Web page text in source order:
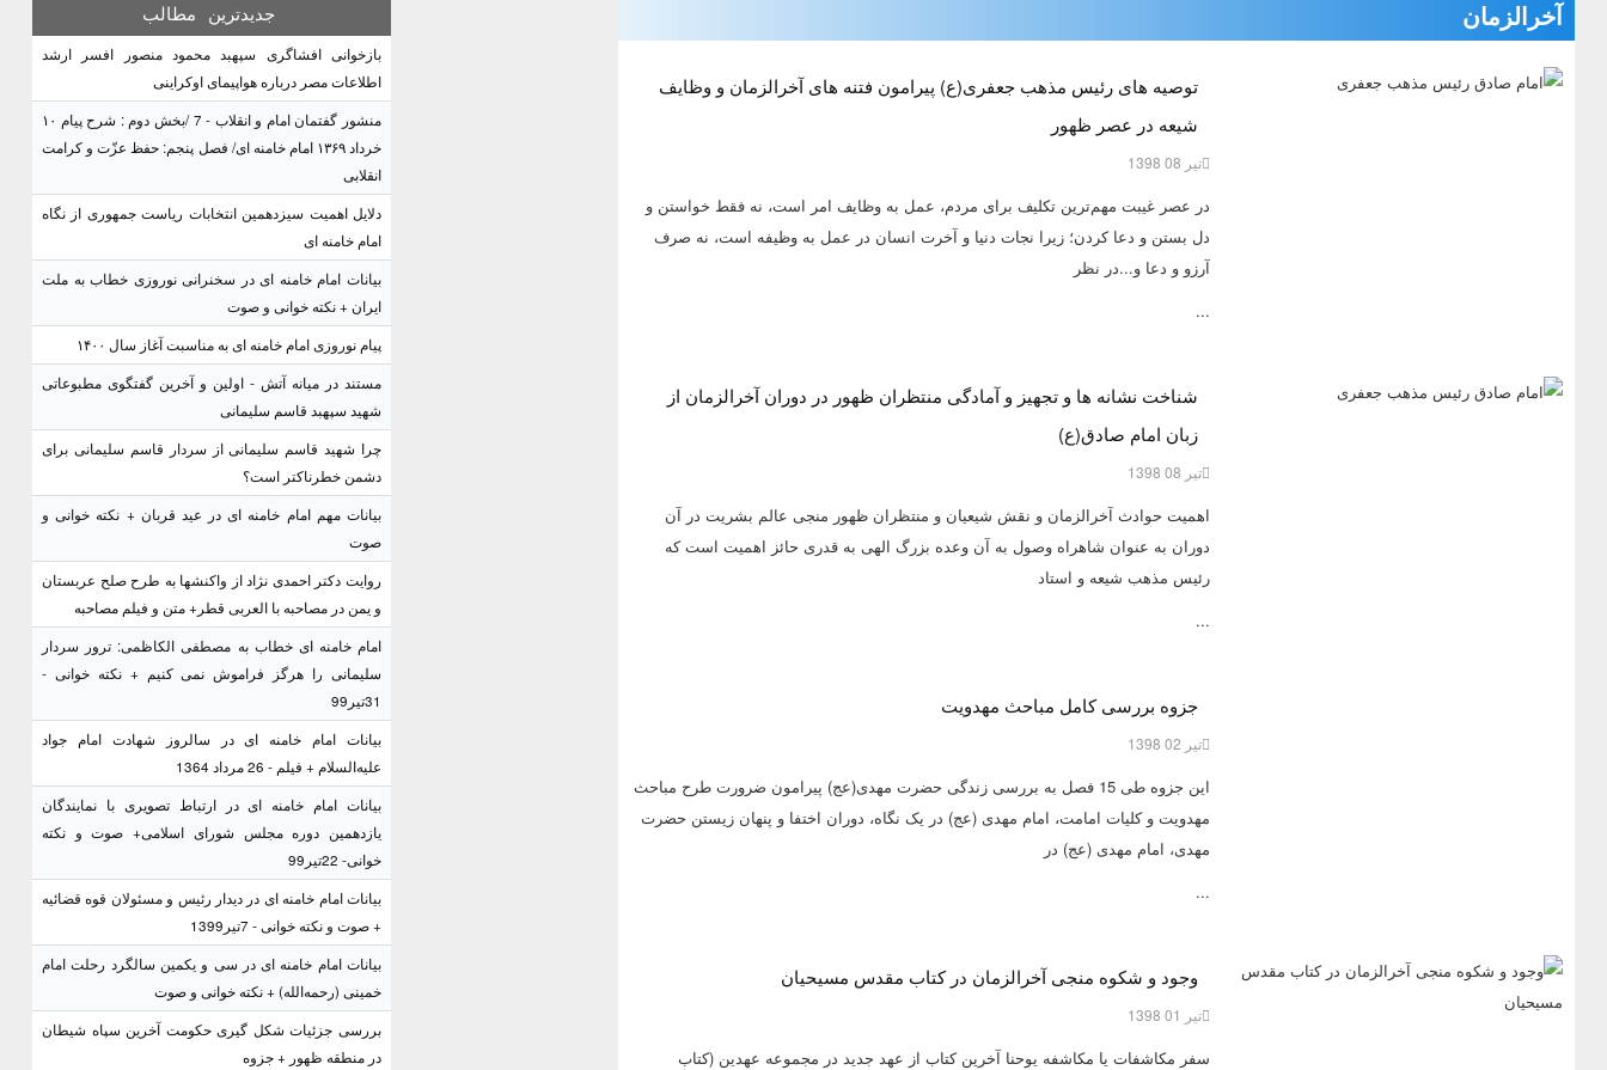
آخرالزمان
توصیه های رئیس مذهب جعفری(ع) پیرامون فتنه های آخرالزمان و وظایف
شیعه در عصر ظهور
تیر 08 1398
در عصر غيبت مهم‌ترين تكليف براى مردم، عمل به وظايف امر است، نه فقط خواستن و
دل بستن و دعا كردن؛ زيرا نجات دنيا و آخرت انسان در عمل به وظيفه است، نه صرف
آرزو و دعا و...در نظر
...
شناخت نشانه ها و تجهیز و آمادگی منتظران ظهور در دوران آخرالزمان از
زبان امام صادق(ع)
تیر 08 1398
اهمیت حوادث آخرالزمان و نقش شیعیان و منتظران ظهور منجی عالم بشریت در آن
دوران به عنوان شاهراه وصول به آن وعده بزرگ الهی به قدری حائز اهمیت است که
رئیس مذهب شیعه و استاد
...
جزوه بررسی کامل مباحث مهدویت
تیر 02 1398
این جزوه طی 15 فصل به بررسی زندگی حضرت مهدی(عج) پیرامون ضرورت طرح مباحث
مهدویت و کلیات امامت، امام مهدی (عج) در یک نگاه، دوران اختفا و پنهان زیستن حضرت
مهدی، امام مهدی (عج) در
...
وجود و شکوه منجی آخرالزمان در کتاب مقدس مسیحیان
تیر 01 1398
سفر مکاشفات یا مکاشفه یوحنا آخرین کتاب از عهد جدید در مجموعه عهدین (کتاب
جدیدترین مطالب
بازخوانی افشاگری سپهبد محمود منصور افسر ارشد
اطلاعات مصر درباره هواپیمای اوکراینی
منشور گفتمان امام و انقلاب - 7 /بخش دوم : شرح پیام ۱۰
خرداد ۱۳۶۹ امام خامنه ای/ فصل پنجم: حفظ عزّت و کرامت
انقلابی
دلایل اهمیت سیزدهمین انتخابات ریاست جمهوری از نگاه
امام خامنه ای
بیانات امام خامنه ای در سخنرانی نوروزی خطاب به ملت
ایران + نکته خوانی و صوت
پیام نوروزی امام خامنه ای به مناسبت آغاز سال ۱۴۰۰
مستند در میانه آتش - اولین و آخرین گفتگوی مطبوعاتی
شهید سپهبد قاسم سلیمانی
چرا شهید قاسم سلیمانی از سردار قاسم سلیمانی برای
دشمن خطرناکتر است؟
بیانات مهم امام خامنه ای در عید قربان + نکته خوانی و
صوت
روایت دکتر احمدی نژاد از واکنشها به طرح صلح عربستان
و یمن در مصاحبه با العربی قطر+ متن و فیلم مصاحبه
امام خامنه ای خطاب به مصطفی الکاظمی: ترور سردار
سلیمانی را هرگز فراموش نمی کنیم + نکته خوانی -
31تیر99
بیانات امام خامنه ای در سالروز شهادت امام جواد
علیه‌السلام + فیلم - 26 مرداد 1364
بیانات امام خامنه ای در ارتباط تصویری با نمایندگان
یازدهمین دوره مجلس شورای اسلامی+ صوت و نکته
خوانی- 22تیر99
بیانات امام خامنه ای در دیدار رئیس و مسئولان قوه قضائیه
+ صوت و نکته خوانی - 7تیر1399
بیانات امام خامنه ای در سی و یکمین سالگرد رحلت امام
خمینی (رحمه‌الله) + نکته خوانی و صوت
بررسی جزئیات شکل گیری حکومت آخرین سپاه شیطان
در منطقه ظهور + جزوه